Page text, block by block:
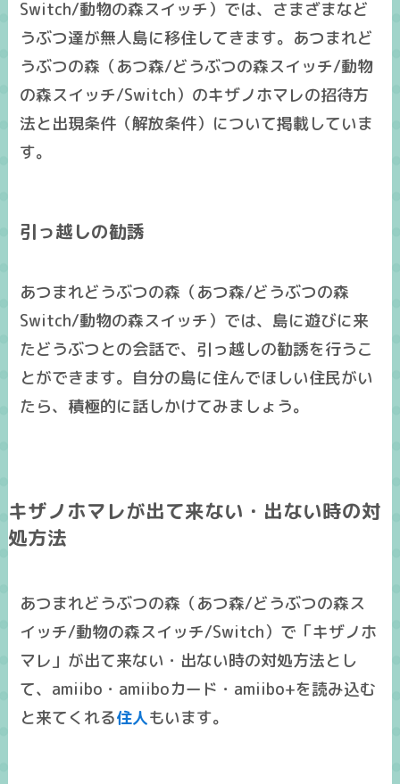
Switch/動物の森スイッチ）では、さまざまなど
うぶつ達が無人島に移住してきます。あつまれど
うぶつの森（あつ森/どうぶつの森スイッチ/動物
の森スイッチ/Switch）のキザノホマレの招待方
法と出現条件（解放条件）について掲載していま
す。
引っ越しの勧誘
あつまれどうぶつの森（あつ森/どうぶつの森
Switch/動物の森スイッチ）では、島に遊びに来
たどうぶつとの会話で、引っ越しの勧誘を行うこ
とができます。自分の島に住んでほしい住民がい
たら、積極的に話しかけてみましょう。
キザノホマレが出て来ない・出ない時の対
処方法
あつまれどうぶつの森（あつ森/どうぶつの森ス
イッチ/動物の森スイッチ/Switch）で「キザノホ
マレ」が出て来ない・出ない時の対処方法とし
て、amiibo・amiiboカード・amiibo+を読み込む
と来てくれる住人もいます。